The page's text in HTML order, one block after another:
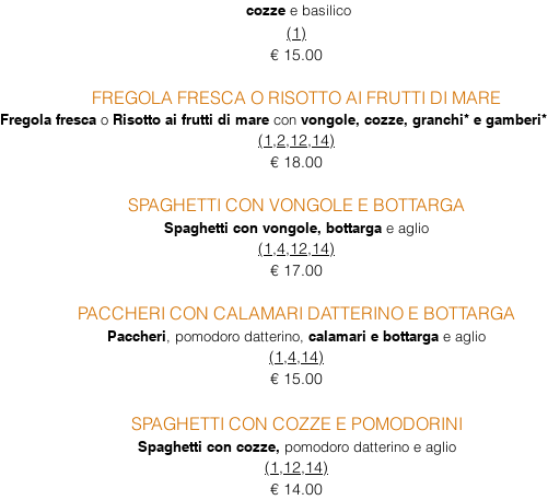
cozze e basilico
(1)
€ 15.00
FREGOLA FRESCA O RISOTTO AI FRUTTI DI MARE
Fregola fresca o Risotto ai frutti di marecon vongole, cozze, granchi* e gamberi*
(1,2,12,14)
€ 18.00
SPAGHETTI CON VONGOLE E BOTTARGA
Spaghetti con vongole, bottarga e aglio
(1,4,12,14)
€ 17.00
PACCHERI CON CALAMARI DATTERINO E BOTTARGA
Paccheri, pomodoro datterino, calamari e bottarga e aglio
(1,4,14)
€ 15.00
SPAGHETTI CON COZZE E POMODORINI
Spaghetti con cozze, pomodoro datterino e aglio
(1,12,14)
€ 14.00